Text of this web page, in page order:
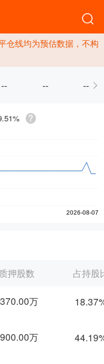
仓线均为预估数据，不构
-- -- --
质押股数 占持股
万
万